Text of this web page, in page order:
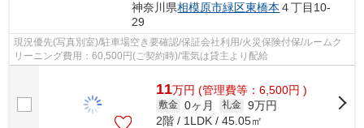
神奈川県相模原市緑区東橋本 ４丁目10-
29
現況優先(写真別室)/駐車場空き要確認/保証会社利用/火災保険付保/ルームク
リーニング費用：60,500円(ご契約時)/電気は貸主より配給
11万円 (管理費等：6,500円 )
敷金 0ヶ月 礼金 9万円
2階 / 1LDK / 45.05㎡